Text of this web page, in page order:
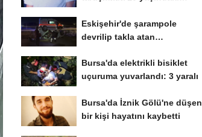
Eskişehir'de şarampole
devrilip takla atan
Bursa'da elektrikli bisiklet
uçuruma yuvarlandı: 3 yaralı
Bursa'da İznik Gölü'ne düşen
bir kişi hayatını kaybetti